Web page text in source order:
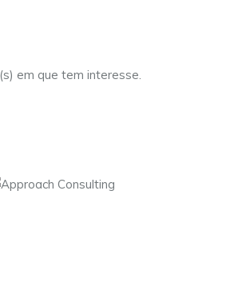
em que tem interesse.